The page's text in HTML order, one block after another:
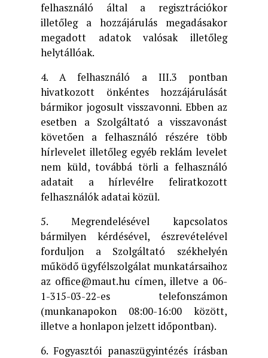
felhasználó által a regisztrációkor
illetőleg a hozzájárulás megadásakor
megadott adatok valósak illetőleg
helytállóak.
4. A felhasználó a III.3 pontban
hivatkozott önkéntes hozzájárulását
bármikor jogosult visszavonni. Ebben az
esetben a Szolgáltató a visszavonást
követően a felhasználó részére több
hírlevelet illetőleg egyéb reklám levelet
nem küld, továbbá törli a felhasználó
adatait a hírlevélre feliratkozott
felhasználók adatai közül.
5. Megrendelésével kapcsolatos
bármilyen kérdésével, észrevételével
forduljon a Szolgáltató székhelyén
működő ügyfélszolgálat munkatársaihoz
az office@maut.hu címen, illetve a 06-
1-315-03-22-es telefonszámon
(munkanapokon 08:00-16:00 között,
illetve a honlapon jelzett időpontban).
6. Fogyasztói panaszügyintézés írásban